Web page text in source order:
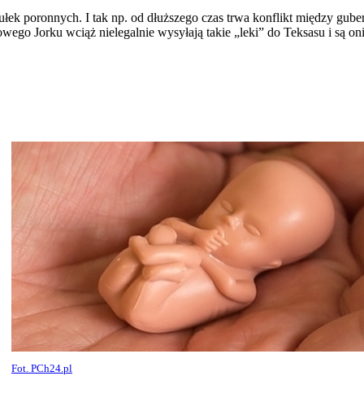
poronnych. I tak np. od dłuższego czas trwa konflikt między
Jorku wciąż nielegalnie wysyłają takie „leki” do Teksasu i są
Fot. PCh24.pl